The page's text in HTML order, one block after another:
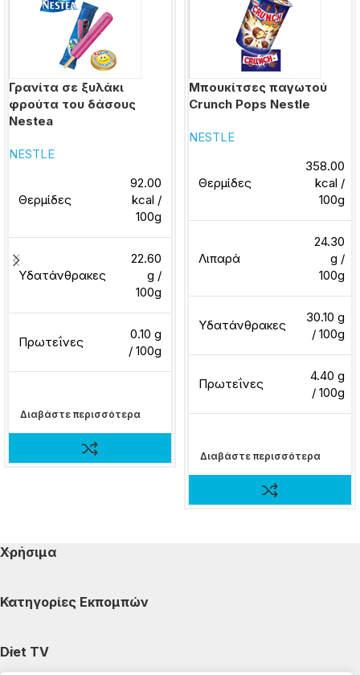
Γρανίτα σε ξυλάκι
φρούτα του δάσους
Nestea
NESTLE
Θερμίδες
92.00
kcal /
100g
Υδατάνθρακες
22.60
g /
100g
Πρωτεΐνες
0.10 g
/ 100g
Διαβάστε περισσότερα
Μπουκίτσες παγωτού
Crunch Pops Nestle
NESTLE
Θερμίδες
358.00
kcal /
100g
Λιπαρά
24.30
g /
100g
Υδατάνθρακες
30.10 g
/ 100g
Πρωτεΐνες
4.40 g
/ 100g
Διαβάστε περισσότερα
Χρήσιμα
Κατηγορίες Εκπομπών
Diet TV